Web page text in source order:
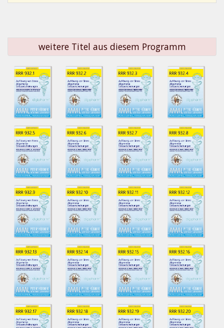
weitere Titel aus diesem Programm